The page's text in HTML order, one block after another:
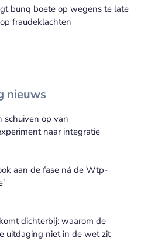
bunq boete op wegens te late
fraudeklachten
nieuws
Wet- en Regelgeving nieuws
schuiven op van
naar integratie
aan de fase ná de Wtp-
dichterbij: waarom de
uitdaging niet in de wet zit